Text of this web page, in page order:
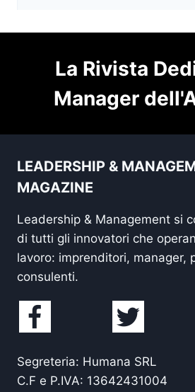
La Rivista
Manager
LEADERSHIP &
MAGAZINE
Leadership & Management si
di tutti gli innovatori che
lavoro: imprenditori, manager,
consulenti.
Segreteria: Humana SRL
C.F e P.IVA: 13642431004